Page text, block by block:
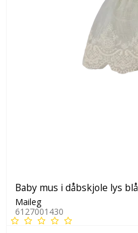
Baby mus i dåbskjole lys blå
Maileg
6127001430